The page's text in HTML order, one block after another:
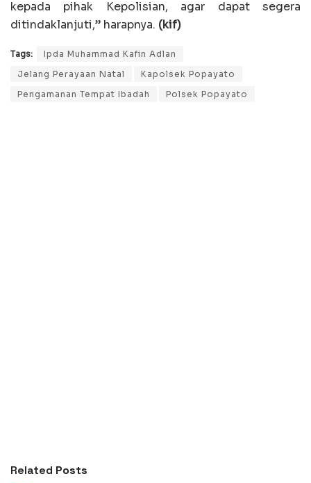
kepada pihak Kepolisian, agar dapat segera
ditindaklanjuti,” harapnya. (kif)
Tags:
Ipda Muhammad Kafin Adlan
Jelang Perayaan Natal
Kapolsek Popayato
Pengamanan Tempat Ibadah
Polsek Popayato
Related Posts